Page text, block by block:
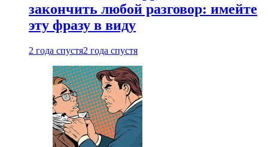
закончить любой разговор: имейте
эту фразу в виду
2 года спустя2 года спустя